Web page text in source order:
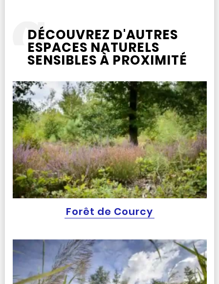
DÉCOUVREZ D'AUTRES
ESPACES NATURELS
SENSIBLES À PROXIMITÉ
Forêt de Courcy